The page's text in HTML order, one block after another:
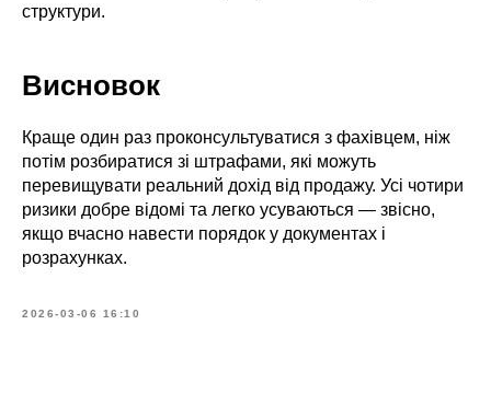
структури.
Висновок
Краще один раз проконсультуватися з фахівцем, ніж
потім розбиратися зі штрафами, які можуть
перевищувати реальний дохід від продажу. Усі чотири
ризики добре відомі та легко усуваються — звісно,
якщо вчасно навести порядок у документах і
розрахунках.
2026-03-06 16:10